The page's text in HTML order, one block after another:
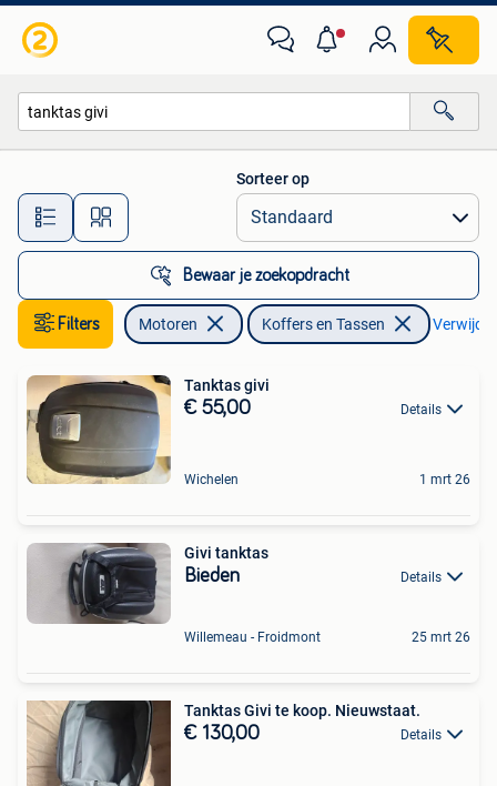
Alle afstanden…
Sorteer op
Bewaar je zoekopdracht
Filters Motoren Koffers en Tassen
Tanktas givi
€ 55,00 Details
Wichelen 1 mrt 26
Givi tanktas
Bieden Details
Willemeau - Froidmont 25 mrt 26
Tanktas Givi te koop. Nieuwstaat.
€ 130,00 Details